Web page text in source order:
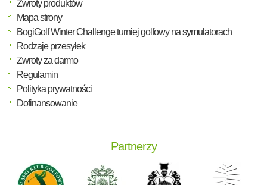
Zwroty produktów
Mapa strony
BogiGolf Winter Challenge turniej golfowy na symulatorach
Rodzaje przesyłek
Zwroty za darmo
Regulamin
Polityka prywatności
Dofinansowanie
Partnerzy